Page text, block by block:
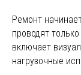
Ремонт
проводят
включает
нагрузочные